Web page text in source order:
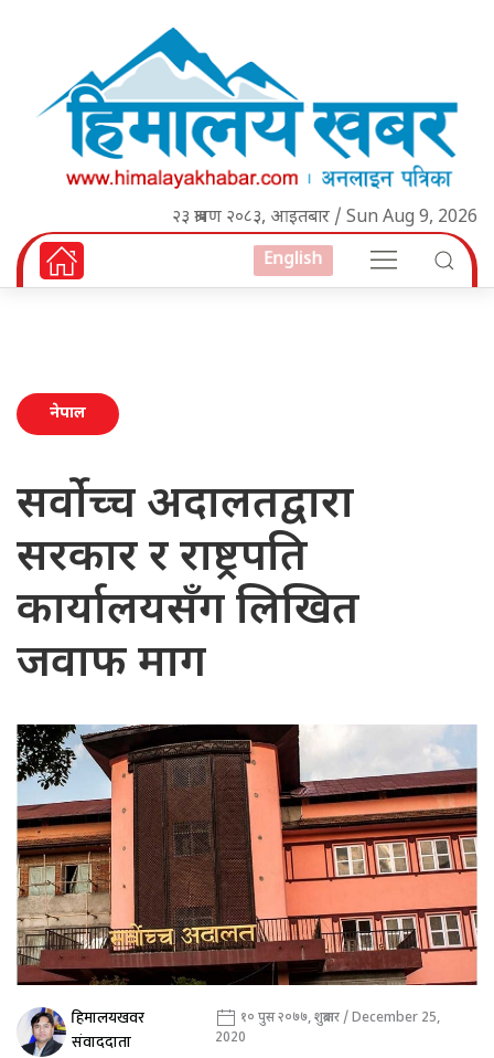
२३ श्रावण २०८३, आइतबार / Sun Aug 9, 2026
English
नेपाल
सर्वोच्च अदालतद्वारा
सरकार र राष्ट्रपति
कार्यालयसँग लिखित
जवाफ माग
हिमालयखवर
संवाददाता
१० पुस २०७७, शुक्रबार / December 25,
2020